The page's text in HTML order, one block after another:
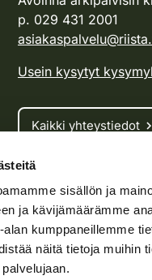
sisällön ja
ja kävijämäärämme
kumppaneillemme
näitä tietoja muihin
p. 029 431 2001
Usein kysytyt
Kaikki yhteystiedot
Metsästyskortti-asiat
Oma riista -asiat
Lupa-asiat